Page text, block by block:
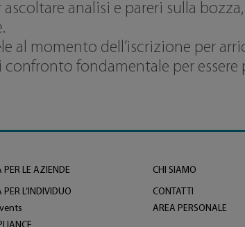
analisi e pareri sulla
al momento dell’iscrizione per
fondamentale per
PER LE AZIENDE CHI SIAMO
PER L’INDIVIDUO CONTATTI
AREA PERSONALE